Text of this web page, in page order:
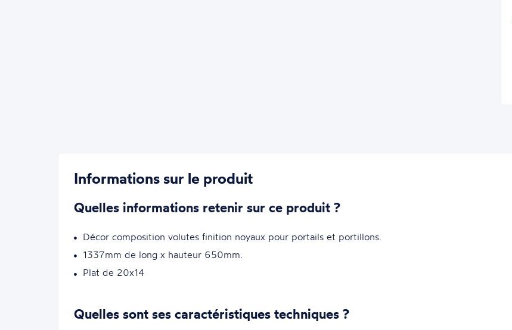
Informations sur le produit
Quelles informations retenir sur ce produit ?
Décor composition volutes finition noyaux pour portails et portillons.
1337mm de long x hauteur 650mm.
Plat de 20x14
Quelles sont ses caractéristiques techniques ?